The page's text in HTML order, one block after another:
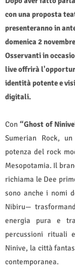
con una proposta
presenteranno in
domenica 2
Osservanti in
live offrirà
identità potente e
digitali.
Con “Ghost of
Sumerian Rock,
potenza del rock
Mesopotamia. Il
richiama le Dee
sono anche i nomi
Nibiru—
energia pura e
percussioni rituali
Ninive, la città
contemporanea.